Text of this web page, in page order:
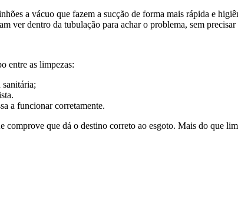
a vácuo que fazem a sucção de forma mais rápida e
ver dentro da tubulação para achar o problema, sem
entre as limpezas:
a funcionar corretamente.
que dá o destino correto ao esgoto. Mais do que